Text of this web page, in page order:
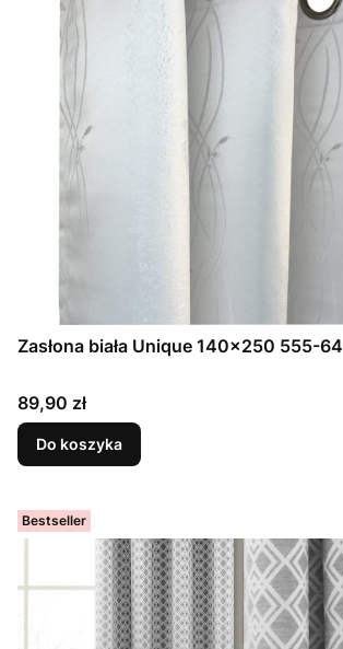
Zasłona biała Unique 140x250 555-64
Cena
89,90 zł
Do koszyka
Bestseller